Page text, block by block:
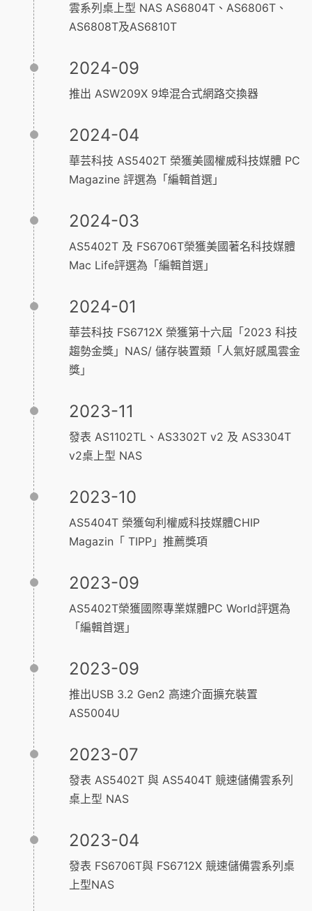
雲系列桌上型 NAS AS6804T、AS6806T、
AS6808T及AS6810T
2024-09
推出 ASW209X 9埠混合式網路交換器
2024-04
華芸科技 AS5402T 榮獲美國權威科技媒體 PC
Magazine 評選為「編輯首選」
2024-03
AS5402T 及 FS6706T榮獲美國著名科技媒體
Mac Life評選為「編輯首選」
2024-01
華芸科技 FS6712X 榮獲第十六屆「2023 科技
趨勢金獎」NAS/ 儲存裝置類「人氣好感風雲金
獎」
2023-11
發表 AS1102TL、AS3302T v2 及 AS3304T
v2桌上型 NAS
2023-10
AS5404T 榮獲匈利權威科技媒體CHIP
Magazin「 TIPP」推薦獎項
2023-09
AS5402T榮獲國際專業媒體PC World評選為
「編輯首選」
2023-09
推出USB 3.2 Gen2 高速介面擴充裝置
AS5004U
2023-07
發表 AS5402T 與 AS5404T 競速儲備雲系列
桌上型 NAS
2023-04
發表 FS6706T與 FS6712X 競速儲備雲系列桌
上型NAS